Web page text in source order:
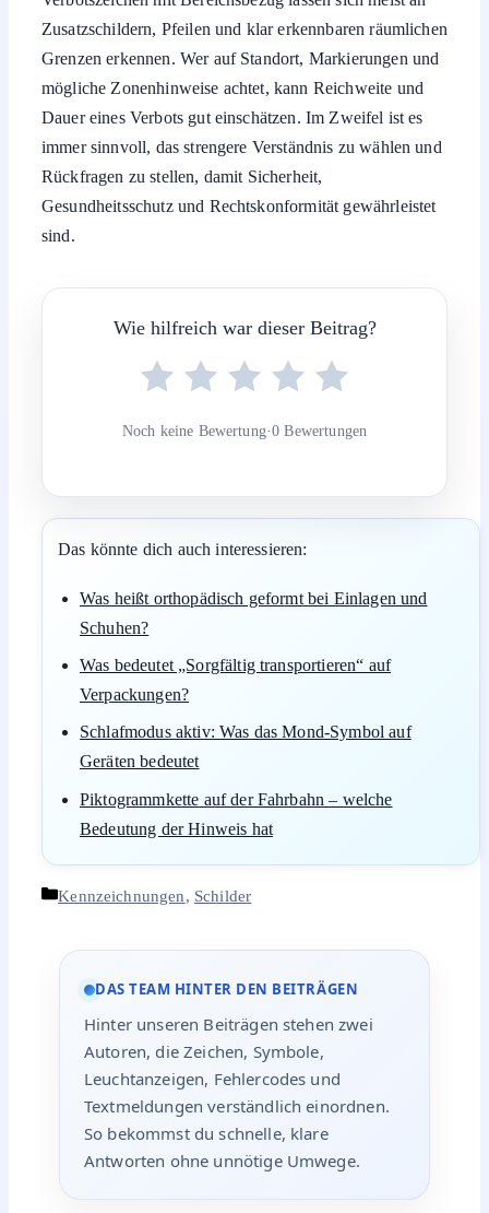
Zusatzschildern, Pfeilen und klar erkennbaren räumlichen
Grenzen erkennen. Wer auf Standort, Markierungen und
mögliche Zonenhinweise achtet, kann Reichweite und
Dauer eines Verbots gut einschätzen. Im Zweifel ist es
immer sinnvoll, das strengere Verständnis zu wählen und
Rückfragen zu stellen, damit Sicherheit,
Gesundheitsschutz und Rechtskonformität gewährleistet
sind.
Wie hilfreich war dieser Beitrag?
Noch keine Bewertung·0 Bewertungen
Das könnte dich auch interessieren:
Was heißt orthopädisch geformt bei Einlagen und
Schuhen?
Was bedeutet „Sorgfältig transportieren“ auf
Verpackungen?
Schlafmodus aktiv: Was das Mond-Symbol auf
Geräten bedeutet
Piktogrammkette auf der Fahrbahn – welche
Bedeutung der Hinweis hat
Kategorien
Kennzeichnungen, Schilder
DAS TEAM HINTER DEN BEITRÄGEN
Hinter unseren Beiträgen stehen zwei
Autoren, die Zeichen, Symbole,
Leuchtanzeigen, Fehlercodes und
Textmeldungen verständlich einordnen.
So bekommst du schnelle, klare
Antworten ohne unnötige Umwege.